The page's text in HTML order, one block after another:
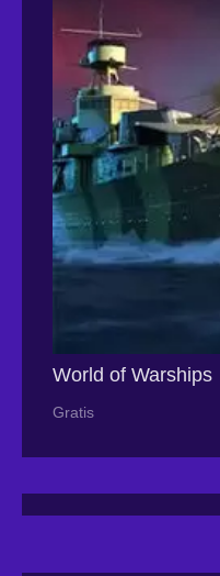
World of Warships
Gratis